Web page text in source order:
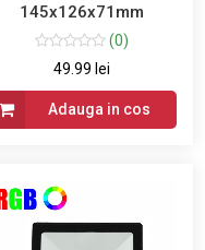
145x126x71mm
(0)
49.99 lei
Adauga in cos